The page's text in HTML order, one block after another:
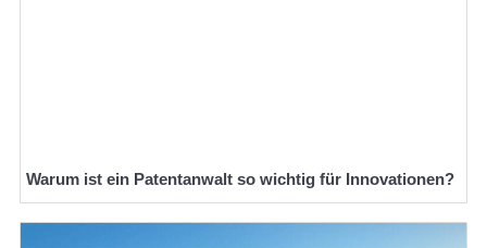
Warum ist ein Patentanwalt so wichtig für Innovationen?